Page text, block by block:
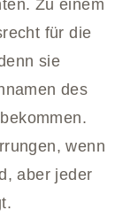
Zu einem
für die
sie
des
wenn
aber jeder